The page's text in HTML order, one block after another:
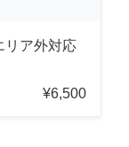
リア外対応
¥6,500